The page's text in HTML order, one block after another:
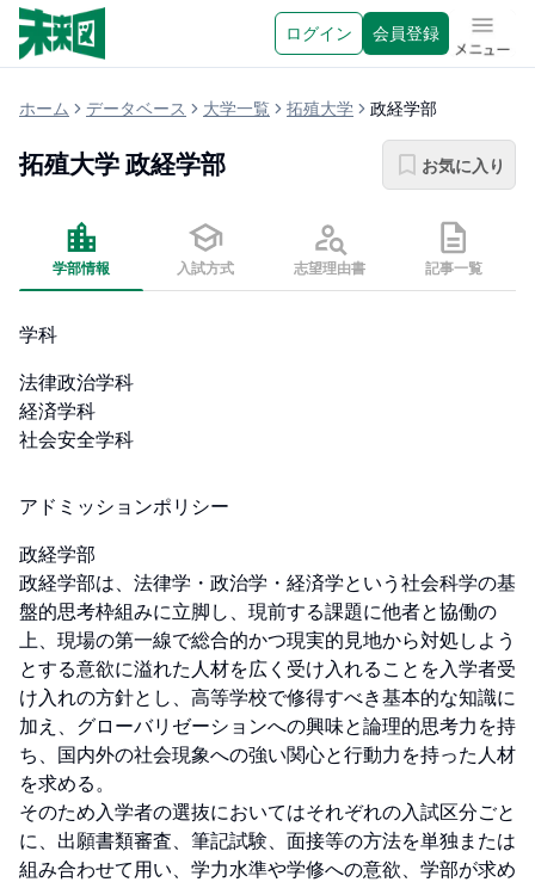
ログイン 会員登録 メニュ
ホーム データベース 大学一覧 拓殖大学 政経学部
拓殖大学 政経学部 お気に入り
学部情報 入試方式 志望理由書 記事一覧
学科
法律政治学科
経済学科
社会安全学科
アドミッションポリシー
政経学部
政経学部は、法律学・政治学・経済学という社会科学の基
盤的思考枠組みに立脚し、現前する課題に他者と協働の
上、現場の第一線で総合的かつ現実的見地から対処しよう
とする意欲に溢れた人材を広く受け入れることを入学者受
け入れの方針とし、高等学校で修得すべき基本的な知識に
加え、グローバリゼーションへの興味と論理的思考力を持
ち、国内外の社会現象への強い関心と行動力を持った人材
を求める。
そのため入学者の選抜においてはそれぞれの入試区分ごと
に、出願書類審査、筆記試験、面接等の方法を単独または
組み合わせて用い、学力水準や学修への意欲、学部が求め